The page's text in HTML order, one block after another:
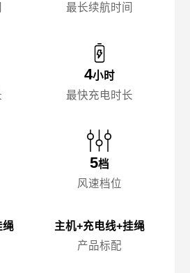
绳
最长续航时间
4小时
最快充电时长
5档
风速档位
主机+充电线+挂绳
产品标配